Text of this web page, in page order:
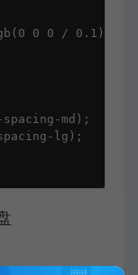
0 0 / 0.1);
md);
lg);